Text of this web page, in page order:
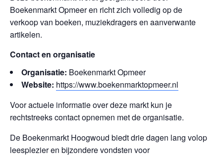
Boekenmarkt Opmeer en richt zich volledig op de
verkoop van boeken, muziekdragers en aanverwante
artikelen.
Contact en organisatie
Organisatie: Boekenmarkt Opmeer
Website: https://www.boekenmarktopmeer.nl
Voor actuele informatie over deze markt kun je
rechtstreeks contact opnemen met de organisatie.
De Boekenmarkt Hoogwoud biedt drie dagen lang volop
leesplezier en bijzondere vondsten voor